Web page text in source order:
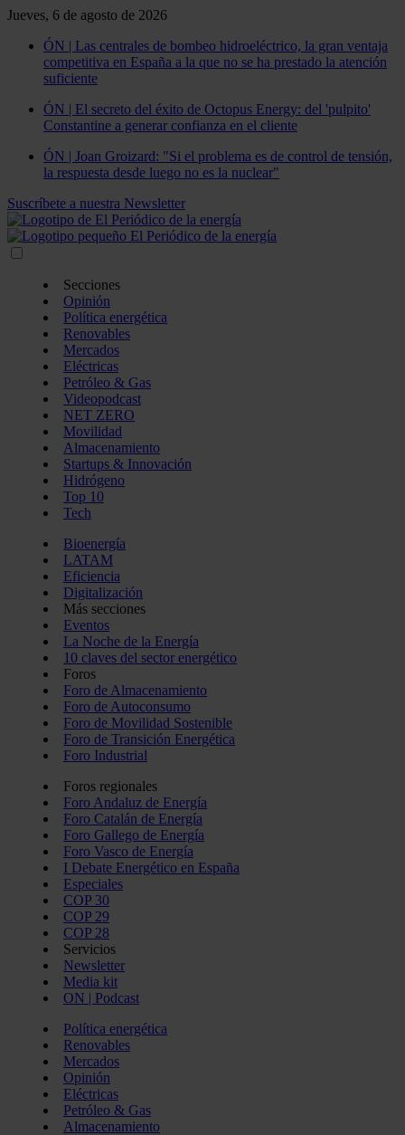
Jueves, 6 de agosto de 2026
ÓN | Las centrales de bombeo hidroeléctrico, la gran ventaja
competitiva en España a la que no se ha prestado la atención
suficiente
ÓN | El secreto del éxito de Octopus Energy: del 'pulpito'
Constantine a generar confianza en el cliente
ÓN | Joan Groizard: "Si el problema es de control de tensión,
la respuesta desde luego no es la nuclear"
Suscríbete a nuestra Newsletter
Secciones
Opinión
Política energética
Renovables
Mercados
Eléctricas
Petróleo & Gas
Videopodcast
NET ZERO
Movilidad
Almacenamiento
Startups & Innovación
Hidrógeno
Top 10
Tech
Bioenergía
LATAM
Eficiencia
Digitalización
Más secciones
Eventos
La Noche de la Energía
10 claves del sector energético
Foros
Foro de Almacenamiento
Foro de Autoconsumo
Foro de Movilidad Sostenible
Foro de Transición Energética
Foro Industrial
Foros regionales
Foro Andaluz de Energía
Foro Catalán de Energía
Foro Gallego de Energía
Foro Vasco de Energía
I Debate Energético en España
Especiales
COP 30
COP 29
COP 28
Servicios
Newsletter
Media kit
ON | Podcast
Política energética
Renovables
Mercados
Opinión
Eléctricas
Petróleo & Gas
Almacenamiento